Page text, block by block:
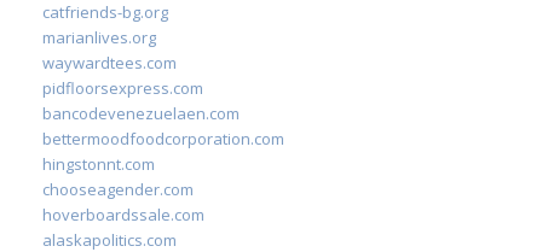
catfriends-bg.org
marianlives.org
waywardtees.com
pidfloorsexpress.com
bancodevenezuelaen.com
bettermoodfoodcorporation.com
hingstonnt.com
chooseagender.com
hoverboardssale.com
alaskapolitics.com